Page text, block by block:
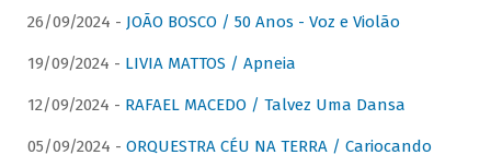
26/09/2024 - JOÃO BOSCO / 50 Anos - Voz e Violão
19/09/2024 - LIVIA MATTOS / Apneia
12/09/2024 - RAFAEL MACEDO / Talvez Uma Dansa
05/09/2024 - ORQUESTRA CÉU NA TERRA / Cariocando